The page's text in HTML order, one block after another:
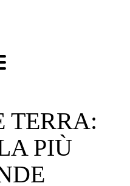
menu visibility.
TERRA:
PIÙ